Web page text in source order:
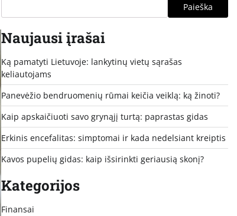
Paieška
Naujausi įrašai
Ką pamatyti Lietuvoje: lankytinų vietų sąrašas
keliautojams
Panevėžio bendruomenių rūmai keičia veiklą: ką žinoti?
Kaip apskaičiuoti savo grynąjį turtą: paprastas gidas
Erkinis encefalitas: simptomai ir kada nedelsiant kreiptis
Kavos pupelių gidas: kaip išsirinkti geriausią skonį?
Kategorijos
Finansai